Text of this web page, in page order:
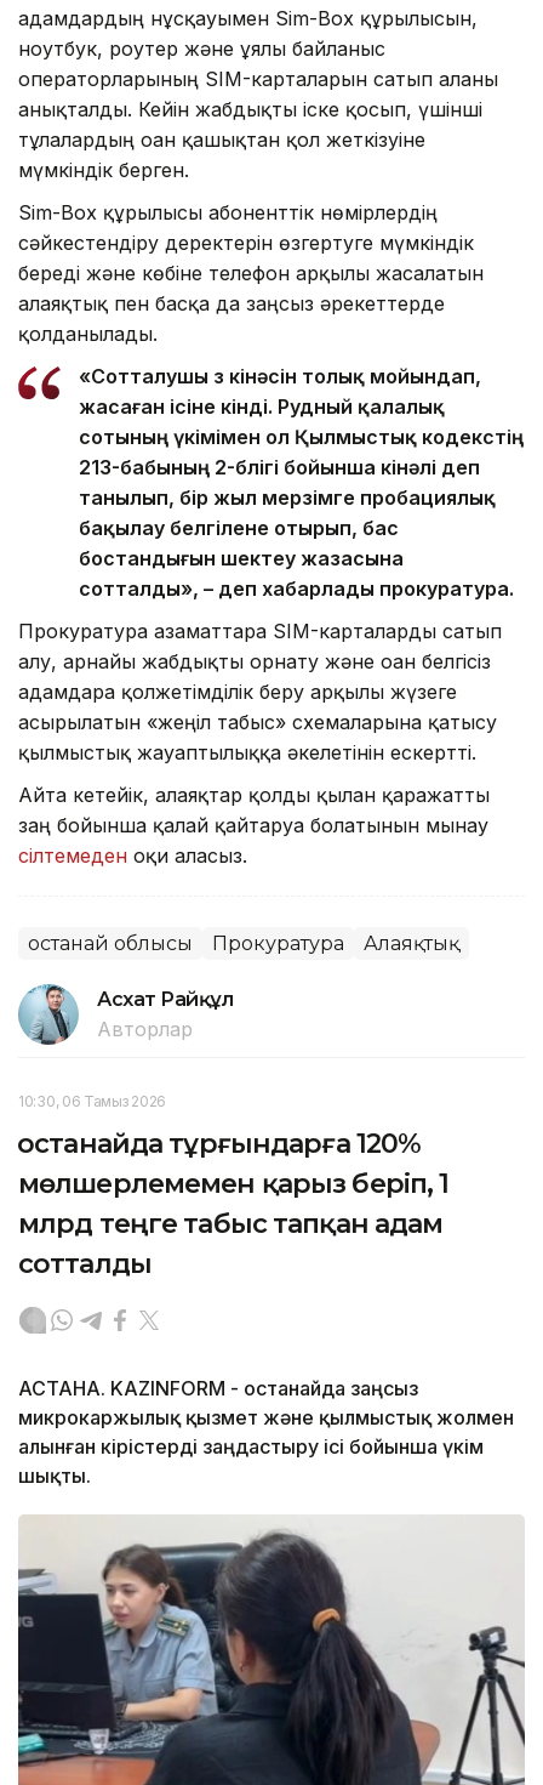
адамдардың нұсқауымен Sim-Box құрылғысын,
ноутбук, роутер және ұялы байланыс
операторларының SIM-карталарын сатып алғаны
анықталды. Кейін жабдықты іске қосып, үшінші
тұлғалардың оған қашықтан қол жеткізуіне
мүмкіндік берген.
Sim-Box құрылғысы абоненттік нөмірлердің
сәйкестендіру деректерін өзгертуге мүмкіндік
береді және көбіне телефон арқылы жасалатын
алаяқтық пен басқа да заңсыз әрекеттерде
қолданылады.
«Сотталушы өз кінәсін толық мойындап,
жасаған ісіне өкінді. Рудный қалалық
сотының үкімімен ол Қылмыстық кодекстің
213-бабының 2-бөлігі бойынша кінәлі деп
танылып, бір жыл мерзімге пробациялық
бақылау белгілене отырып, бас
бостандығын шектеу жазасына
сотталды», – деп хабарлады прокуратура.
Прокуратура азаматтарға SIM-карталарды сатып
алу, арнайы жабдықты орнату және оған белгісіз
адамдарға қолжетімділік беру арқылы жүзеге
асырылатын «жеңіл табыс» схемаларына қатысу
қылмыстық жауаптылыққа әкелетінін ескертті.
Айта кетейік, алаяқтар қолды қылған қаражатты
заң бойынша қалай қайтаруға болатынын мынау
сілтемеден оқи аласыз.
Қостанай облысы Прокуратура Алаяқтық
Асхат Райқұл
Авторлар
10:30, 06 Тамыз 2026
Қостанайда тұрғындарға 120%
мөлшерлемемен қарыз беріп, 1
млрд теңге табыс тапқан адам
сотталды
АСТАНА. KAZINFORM - Қостанайда заңсыз
микрокаржылық қызмет және қылмыстық жолмен
алынған кірістерді заңдастыру ісі бойынша үкім
шықты.